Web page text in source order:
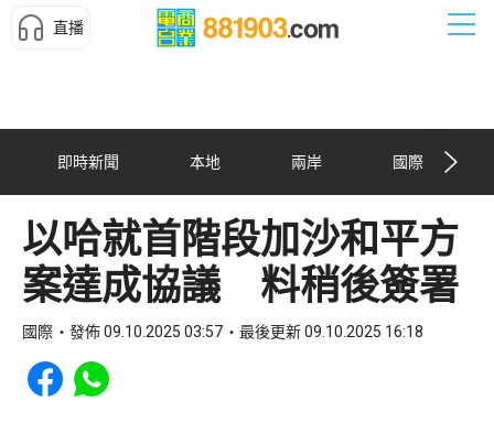
直播
即時新聞 本地 兩岸 國際
以哈就首階段加沙和平方
案達成協議 料稍後簽署
國際 發佈 09.10.2025 03:57 最後更新 09.10.2025 16:18
Share to Facebook
Share to WhatsApp